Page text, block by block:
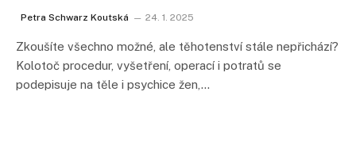
Petra Schwarz Koutská 24. 1. 2025
Zkoušíte všechno možné, ale těhotenství stále nepřichází?
Kolotoč procedur, vyšetření, operací i potratů se
podepisuje na těle i psychice žen,…